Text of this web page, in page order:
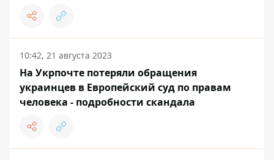
10:42, 21 августа 2023
На Укрпочте потеряли обращения
украинцев в Европейский суд по правам
человека - подробности скандала